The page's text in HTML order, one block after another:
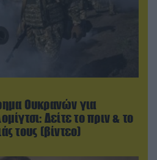
Ουκρανών για
Δείτε το πριν & το
τους (βίντεο)